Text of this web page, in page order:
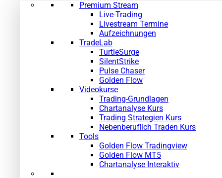
Premium Stream
Live-Trading
Livestream Termine
Aufzeichnungen
TradeLab
TurtleSurge
SilentStrike
Pulse Chaser
Golden Flow
Videokurse
Trading-Grundlagen
Chartanalyse Kurs
Trading Strategien Kurs
Nebenberuflich Traden Kurs
Tools
Golden Flow Tradingview
Golden Flow MT5
Chartanalyse Interaktiv